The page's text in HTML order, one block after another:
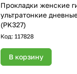
Прокладки женские
ультратонкие
(PK327)
Код: 117828
В корзину